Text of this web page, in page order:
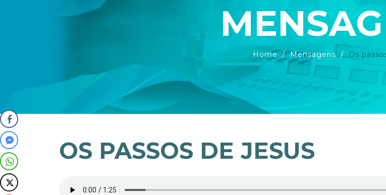
Home Mensagens Os
OS PASSOS DE JESUS